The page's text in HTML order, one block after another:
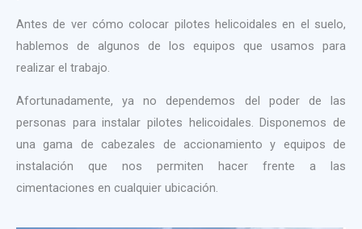
Antes de ver cómo colocar pilotes helicoidales en el suelo,
hablemos de algunos de los equipos que usamos para
realizar el trabajo.
Afortunadamente, ya no dependemos del poder de las
personas para instalar pilotes helicoidales. Disponemos de
una gama de cabezales de accionamiento y equipos de
instalación que nos permiten hacer frente a las
cimentaciones en cualquier ubicación.